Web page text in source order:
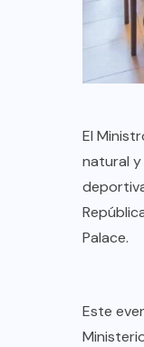
El
natural y
Palace.
Este